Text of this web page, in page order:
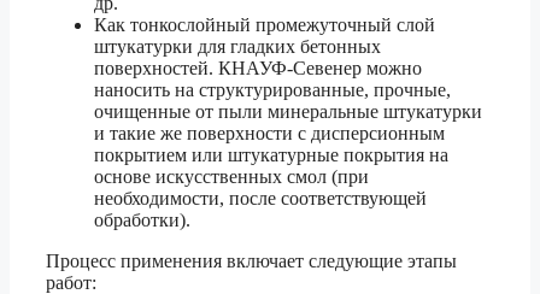
Как тонкослойный промежуточный слой
штукатурки для гладких бетонных
поверхностей. КНАУФ-Севенер можно
наносить на структурированные, прочные,
очищенные от пыли минеральные штукатурки
и такие же поверхности с дисперсионным
покрытием или штукатурные покрытия на
основе искусственных смол (при
необходимости, после соответствующей
обработки).
Процесс применения включает следующие этапы
работ: